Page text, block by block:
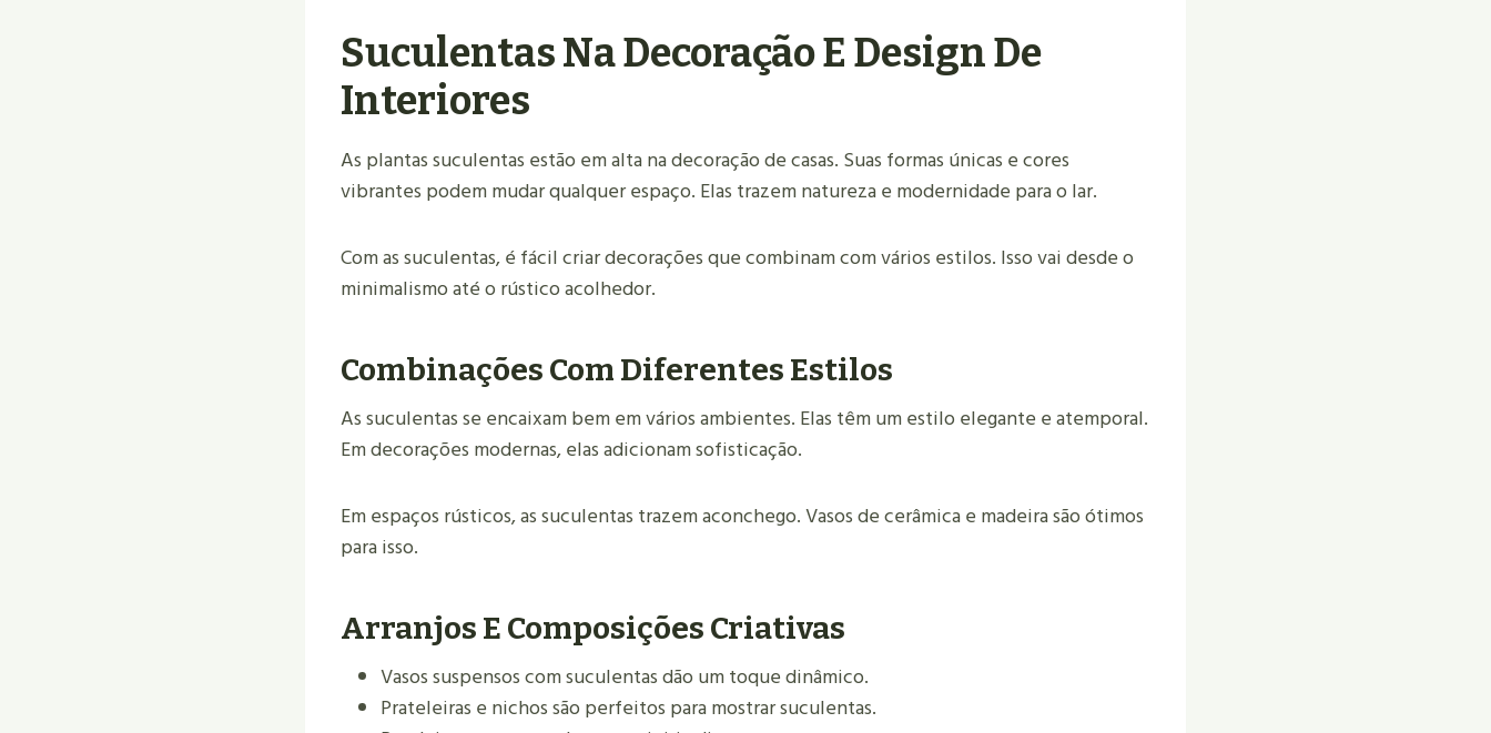
Suculentas Na Decoração E Design De
Interiores
As plantas suculentas estão em alta na decoração de casas. Suas formas únicas e cores
vibrantes podem mudar qualquer espaço. Elas trazem natureza e modernidade para o lar.
Com as suculentas, é fácil criar decorações que combinam com vários estilos. Isso vai desde o
minimalismo até o rústico acolhedor.
Combinações Com Diferentes Estilos
As suculentas se encaixam bem em vários ambientes. Elas têm um estilo elegante e atemporal.
Em decorações modernas, elas adicionam sofisticação.
Em espaços rústicos, as suculentas trazem aconchego. Vasos de cerâmica e madeira são ótimos
para isso.
Arranjos E Composições Criativas
Vasos suspensos com suculentas dão um toque dinâmico.
Prateleiras e nichos são perfeitos para mostrar suculentas.